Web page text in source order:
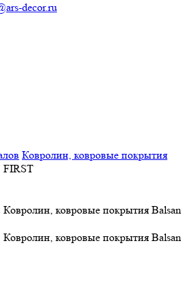
decor.ru
Ковролин, ковровые покрытия
FIRST